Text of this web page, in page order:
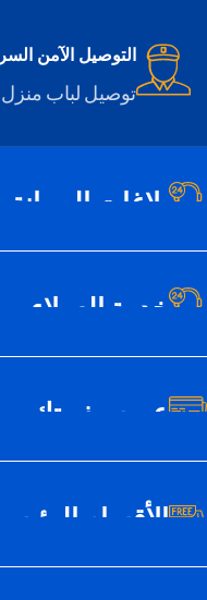
التوصيل الآمن
توصيل لباب
بلاغات الصيانة
خدمة العملاء
عن سيف تك
الأقسام